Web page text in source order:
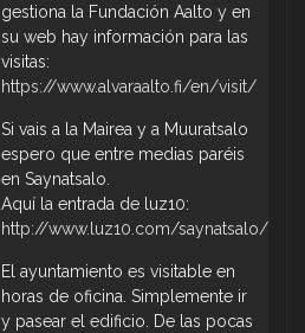
gestiona la Fundación Aalto y en
su web hay información para las
visitas:
https://www.alvaraalto.fi/en/visit/
Si vais a la Mairea y a Muuratsalo
espero que entre medias paréis
en Saynatsalo.
Aquí la entrada de luz10:
http://www.luz10.com/saynatsalo/
El ayuntamiento es visitable en
horas de oficina. Simplemente ir
y pasear el edificio. De las pocas